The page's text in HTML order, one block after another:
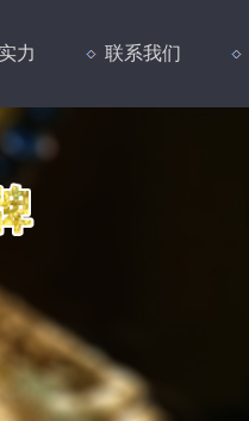
力 联系我们